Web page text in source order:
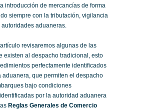
introducción de mercancías de forma
siempre con la tributación, vigilancia
autoridades aduaneras.
revisaremos algunas de las
existen al despacho tradicional, esto
perfectamente identificados
aduanera, que permiten el despacho
bajo condiciones
por la autoridad aduanera
Reglas Generales de Comercio